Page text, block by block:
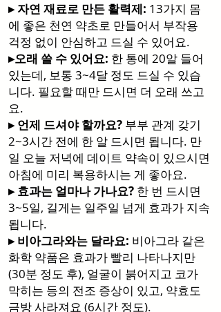
▸ 자연 재료로 만든 활력제: 13가지 몸
에 좋은 천연 약초로 만들어서 부작용
걱정 없이 안심하고 드실 수 있어요.
▸오래 쓸 수 있어요: 한 통에 20알 들어
있는데, 보통 3~4달 정도 드실 수 있습
니다. 필요할 때만 드시면 더 오래 쓰고
요.
▸ 언제 드셔야 할까요? 부부 관계 갖기
2~3시간 전에 한 알 드시면 됩니다. 만
일 오늘 저녁에 데이트 약속이 있으시면
아침에 미리 복용하시는 게 좋아요.
▸ 효과는 얼마나 가나요? 한 번 드시면
3~5일, 길게는 일주일 넘게 효과가 지속
됩니다.
▸ 비아그라와는 달라요: 비아그라 같은
화학 약품은 효과가 빨리 나타나지만
(30분 정도 후), 얼굴이 붉어지고 코가
막히는 등의 전조 증상이 있고, 약효도
금방 사라져요 (6시간 정도).